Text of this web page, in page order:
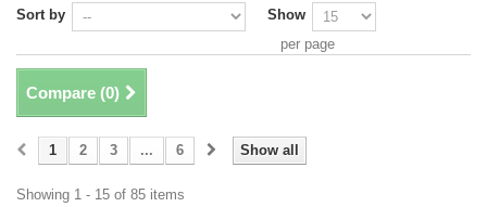
Sort by
Show
per page
Compare (0)
Show all
1 2 3 ... 6
Showing 1 - 15 of 85 items